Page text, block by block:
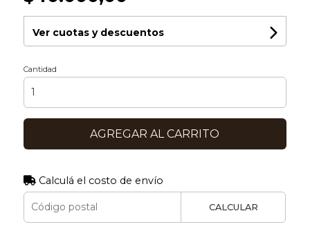
Ver cuotas y descuentos
Cantidad
AGREGAR AL CARRITO
Calculá el costo de envío
CALCULAR